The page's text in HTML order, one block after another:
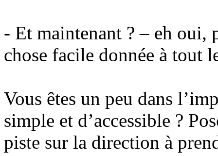
- Et maintenant ? – eh oui,
chose facile donnée à tout
Vous êtes un peu dans
simple et d’accessible ?
piste sur la direction à